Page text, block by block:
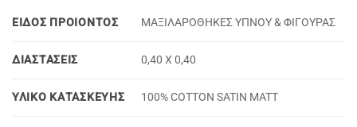
ΕΙΔΟΣ ΠΡΟΙΟΝΤΟΣ ΜΑΞΙΛΑΡΟΘΗΚΕΣ ΥΠΝΟΥ & ΦΙΓΟΥΡΑΣ
ΔΙΑΣΤΑΣΕΙΣ 0,40 Χ 0,40
ΥΛΙΚΟ ΚΑΤΑΣΚΕΥΗΣ 100% COTTON SATIN MATT